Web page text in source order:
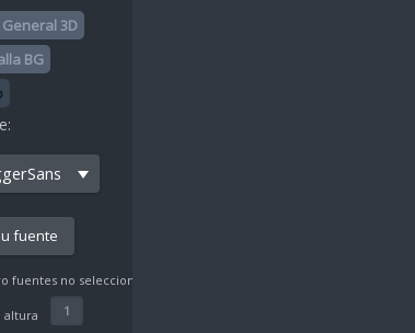
General 3D
BG
fuente
fuentes no seleccionado
altura